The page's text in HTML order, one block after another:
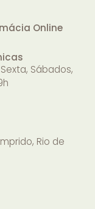
Online
Sexta, Sábados,
Rio de